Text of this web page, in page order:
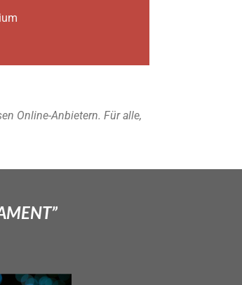
Online-Anbietern. Für alle,